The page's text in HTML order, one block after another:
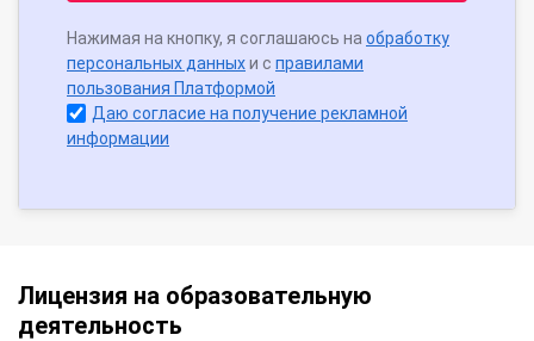
Нажимая на кнопку, я соглашаюсь на обработку
персональных данныхи с правилами
пользования Платформой
Даю согласие на получение рекламной
информации
Лицензия на образовательную
деятельность